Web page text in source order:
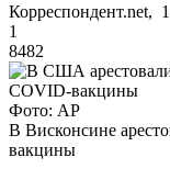
Корреспондент.net,
1
8482
Фото: AP
В Висконсине
вакцины